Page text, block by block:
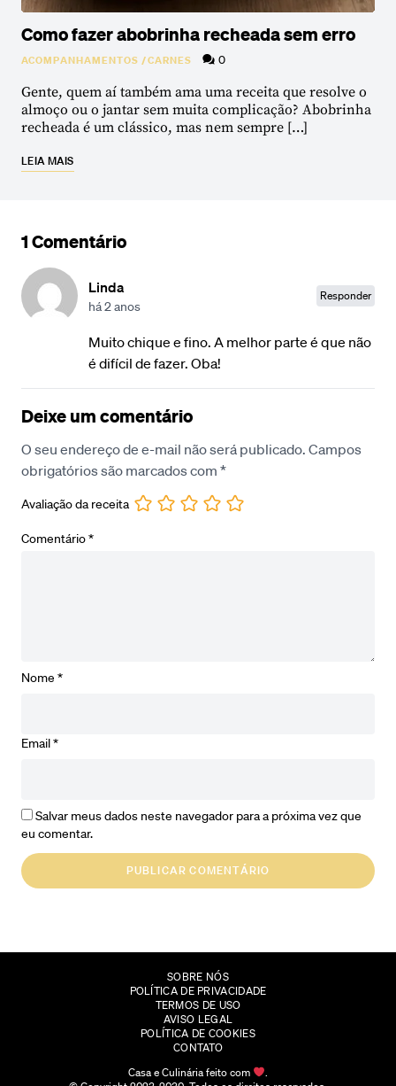
Como fazer abobrinha recheada sem erro
ACOMPANHAMENTOS /CARNES 0
Gente, quem aí também ama uma receita que resolve o
almoço ou o jantar sem muita complicação? Abobrinha
recheada é um clássico, mas nem sempre […]
LEIA MAIS
1 Comentário
Linda
há 2 anos
Responder
Muito chique e fino. A melhor parte é que não
é difícil de fazer. Oba!
Deixe um comentário
O seu endereço de e-mail não será publicado. Campos
obrigatórios são marcados com *
Avaliação da receita
Comentário*
Nome *
Email*
Salvar meus dados neste navegador para a próxima vez que
eu comentar.
SOBRE NÓS
POLÍTICA DE PRIVACIDADE
TERMOS DE USO
AVISO LEGAL
POLÍTICA DE COOKIES
CONTATO
Casa e Culinária feito com
.